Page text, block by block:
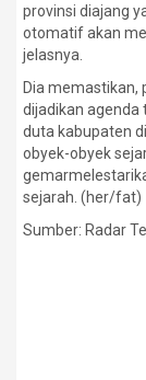
provinsi diajang
otomatif akan
jelasnya.
Dia memastikan,
dijadikan agenda
duta kabupaten
obyek-obyek
sejarah. (her/fat)
Sumber: Radar